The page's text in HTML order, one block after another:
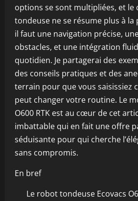
options se sont multipliées, et le
tondeuse ne se résume plus à la
il faut une navigation précise,
obstacles, et une intégration
quotidien. Je partagerai des
des conseils pratiques et des
terrain pour que vous saisissiez
peut changer votre routine. Le
O600 RTK est au cœur de cet
imbattable qui en fait une offre
séduisante pour qui cherche
sans compromis.
En bref
Le robot tondeuse Ecovacs